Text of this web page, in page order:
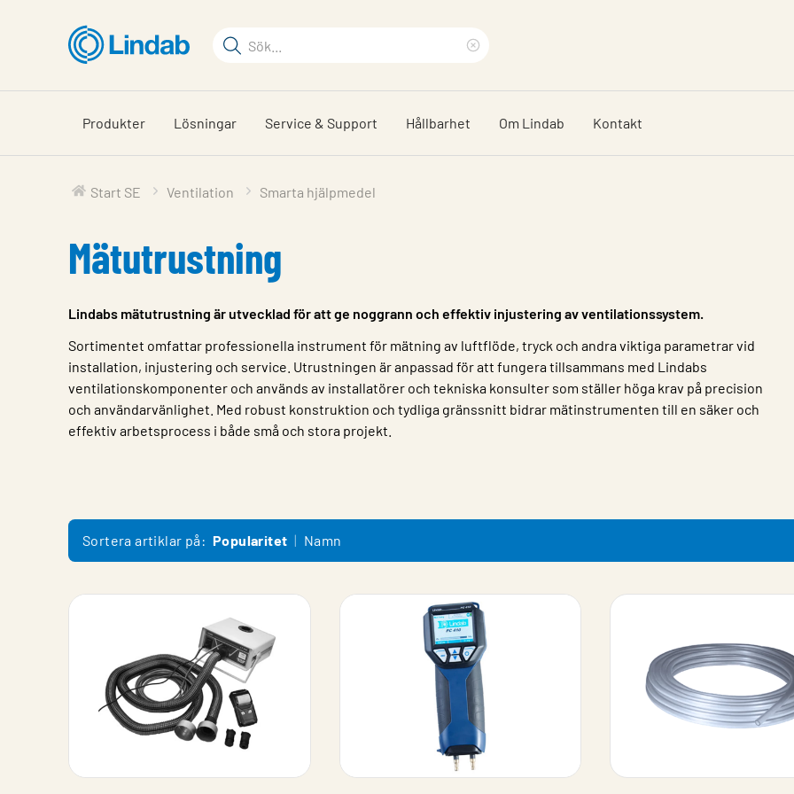
huvudinnehållet
Sökord
på
sajten
sökfras
Produkter Lösningar Service & Support Hållbarhet Om Lindab Kontakt
Start SE Ventilation Smarta hjälpmedel
Mätutrustning
Lindabs mätutrustning är utvecklad för att ge noggrann och effektiv injustering av ventilationssystem.
Sortimentet omfattar professionella instrument för mätning av luftflöde, tryck och andra viktiga parametrar vid
installation, injustering och service. Utrustningen är anpassad för att fungera tillsammans med Lindabs
ventilationskomponenter och används av installatörer och tekniska konsulter som ställer höga krav på precision
och användarvänlighet. Med robust konstruktion och tydliga gränssnitt bidrar mätinstrumenten till en säker och
effektiv arbetsprocess i både små och stora projekt.
Sortera artiklar på: Popularitet Namn